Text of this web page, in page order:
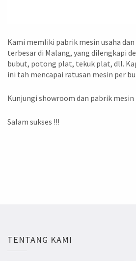
Kami memliki pabrik mesin usaha
terbesar di Malang, yang dilengkapi
bubut, potong plat, tekuk plat, dll.
ini tah mencapai ratusan mesin per
Kunjungi showroom dan pabrik mesin
Salam sukses !!!
TENTANG KAMI